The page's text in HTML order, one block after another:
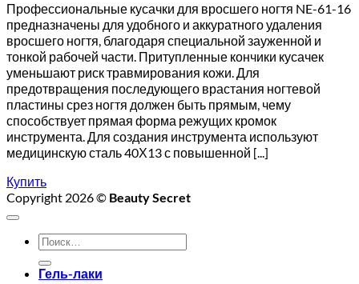
Профессиональные кусачки для вросшего ногтя NE-61-16
предназначены для удобного и аккуратного удаления
вросшего ногтя, благодаря специальной зауженной и
тонкой рабочей части. Притупленные кончики кусачек
уменьшают риск травмирования кожи. Для
предотвращения последующего врастания ногтевой
пластины срез ногтя должен быть прямым, чему
способствует прямая форма режущих кромок
инструмента. Для создания инструмента используют
медицинскую сталь 40Х13 с повышенной [...]
Купить
Copyright 2026 © Beauty Secret
Искать:
Гель-лаки